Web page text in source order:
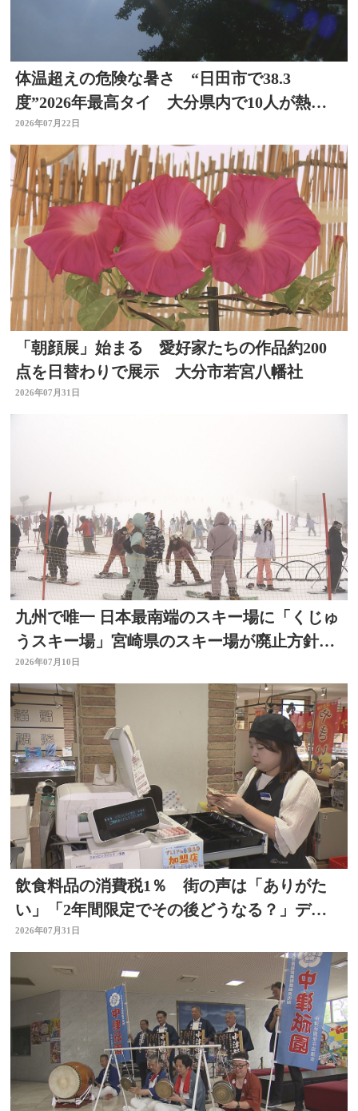
体温超えの危険な暑さ “日田市で38.3
度”2026年最高タイ 大分県内で10人が熱中
症疑いで搬送
2026年07月22日
「朝顔展」始まる 愛好家たちの作品約200
点を日替わりで展示 大分市若宮八幡社
2026年07月31日
九州で唯一 日本最南端のスキー場に「くじゅ
うスキー場」宮崎県のスキー場が廃止方針
で 大分
2026年07月10日
飲食料品の消費税1％ 街の声は「ありがた
い」「2年間限定でその後どうなる？」デパ
ートの反応は 大分
2026年07月31日